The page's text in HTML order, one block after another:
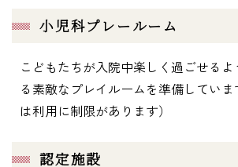
小児科プレールーム
こどもたちが入院中楽しく過ごせる
る素敵なプレイルームを準備してい
は利用に制限があります）
認定施設